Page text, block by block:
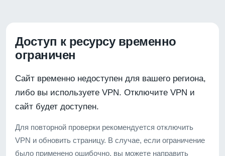
Доступ к ресурсу временно
ограничен
Сайт временно недоступен для вашего региона,
либо вы используете VPN. Отключите VPN и
сайт будет доступен.
Для повторной проверки рекомендуется отключить
VPN и обновить страницу. В случае, если ограничение
было применено ошибочно, вы можете направить